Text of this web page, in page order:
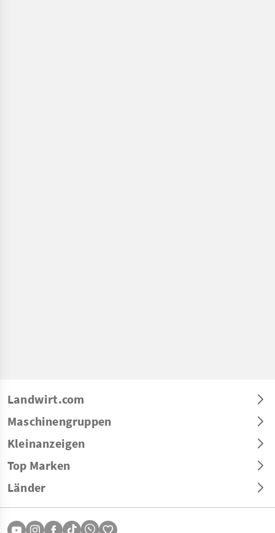
Landwirt.com
Maschinengruppen
Kleinanzeigen
Top Marken
Länder